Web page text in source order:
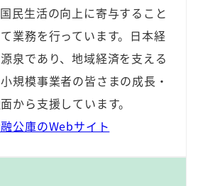
民生活の向上に寄与すること
業務を行っています。日本経
泉であり、地域経済を支える
規模事業者の皆さまの成長・
から支援しています。
公庫のWebサイト